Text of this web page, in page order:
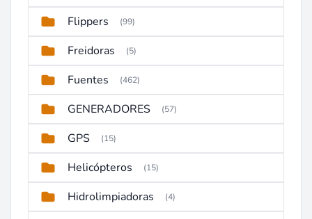
Flippers (99)
Freidoras (5)
Fuentes (462)
GENERADORES (57)
GPS (15)
Helicópteros (15)
Hidrolimpiadoras (4)